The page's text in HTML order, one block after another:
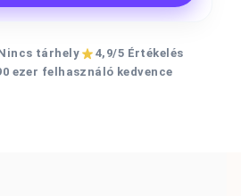
tárhely
4,9/5 Értékelés
ezer felhasználó kedvence